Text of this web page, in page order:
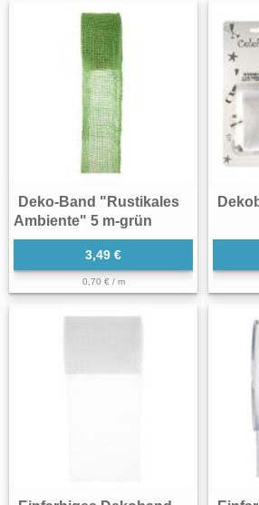
Deko-Band "Rustikales
Ambiente" 5 m-grün
3,49 €
0,70 € / m